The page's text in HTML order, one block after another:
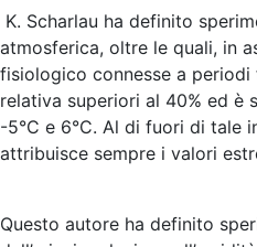
K. Scharlau ha definito
atmosferica, oltre le quali, in
fisiologico connesse a
relativa superiori al 40% ed è
-5°C e 6°C. Al di fuori di tale
attribuisce sempre i valori
Questo autore ha definito